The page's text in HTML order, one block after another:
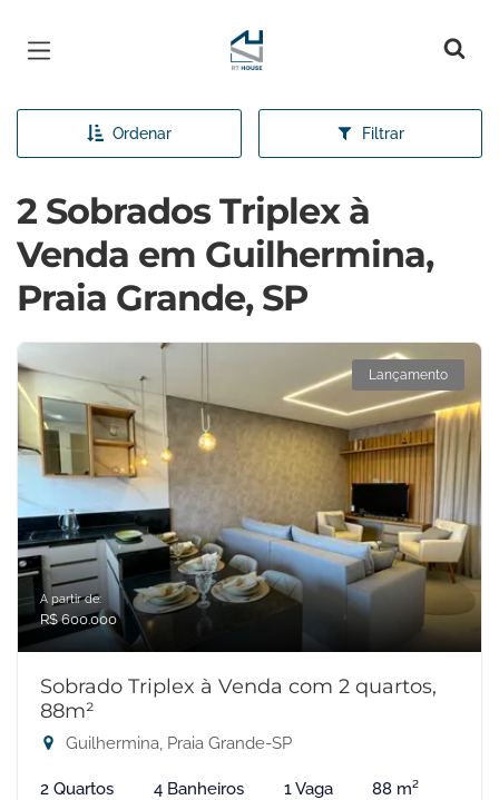
Página inicial
Ordenar Filtrar
2 Sobrados Triplex à
Venda em Guilhermina,
Praia Grande, SP
Lançamento
A partir de:
R$ 600.000
Sobrado Triplex à Venda com 2 quartos,
88m²
Guilhermina, Praia Grande-SP
2 Quartos 4 Banheiros 1 Vaga 88 m²